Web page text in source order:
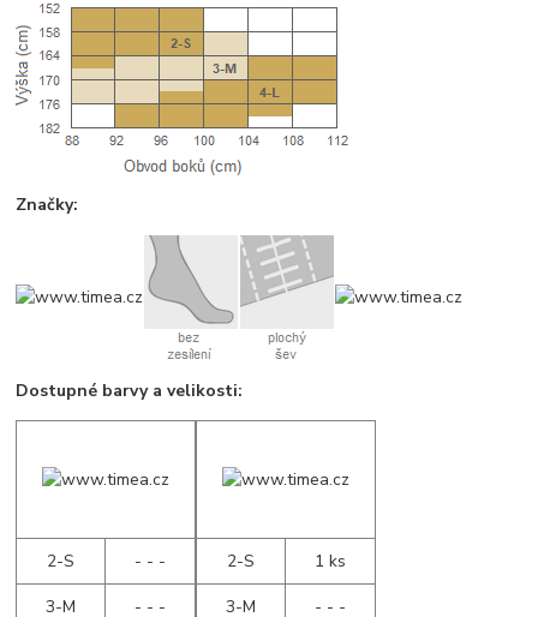
Značky:
Dostupné barvy a velikosti:
2-S
- - -
3-M
- - -
2-S
1 ks
3-M
- - -